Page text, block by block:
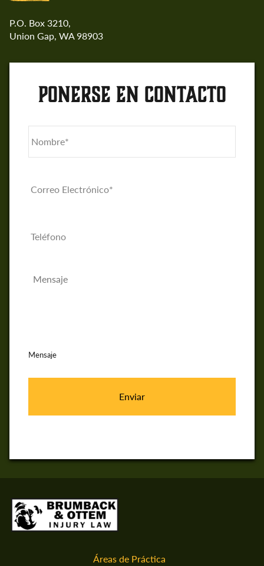
PONERSE EN CONTACTO
Nombre *
Electrónico
Mensaje
P.O. Box 3210,
Union Gap, WA 98903
Áreas de Práctica